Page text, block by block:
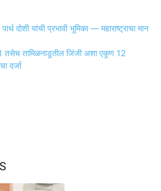
दोशी यांची प्रभावी भूमिका — महाराष्ट्राचा मान
तसेच तामिळनाडूतील जिंजी अशा एकूण 12
दर्जा